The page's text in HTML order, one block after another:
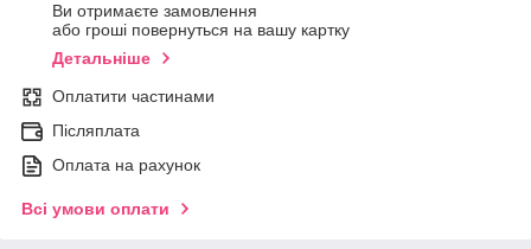
Ви отримаєте замовлення
або гроші повернуться на вашу картку
Детальніше
Оплатити частинами
Післяплата
Оплата на рахунок
Всі умови оплати